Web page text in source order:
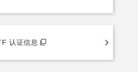
认证信息